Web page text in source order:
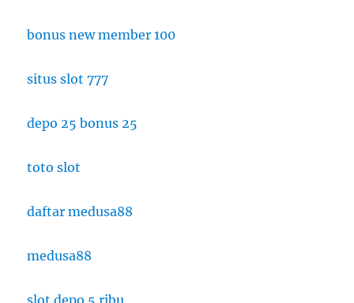
bonus new member 100
situs slot 777
depo 25 bonus 25
toto slot
daftar medusa88
medusa88